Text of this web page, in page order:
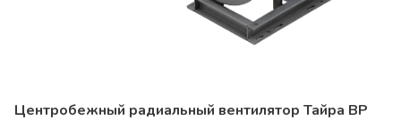
Центробежный радиальный вентилятор Тайра ВР